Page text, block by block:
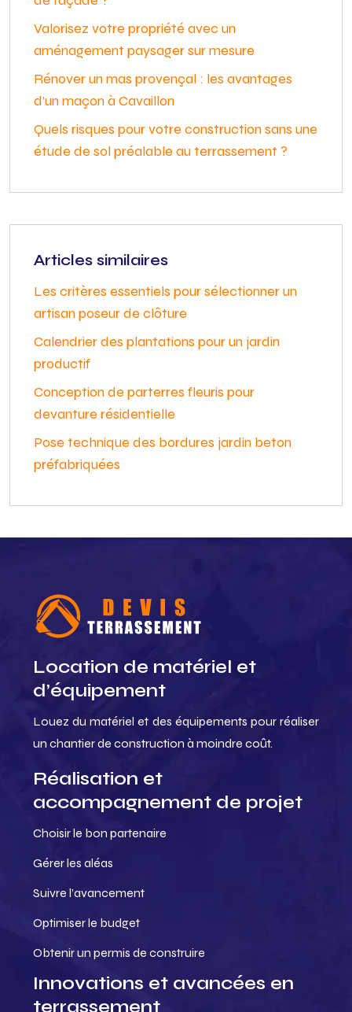
Valorisez votre propriété avec un
aménagement paysager sur mesure
Rénover un mas provençal : les avantages
d’un maçon à Cavaillon
Quels risques pour votre construction sans une
étude de sol préalable au terrassement ?
Articles similaires
Les critères essentiels pour sélectionner un
artisan poseur de clôture
Calendrier des plantations pour un jardin
productif
Conception de parterres fleuris pour
devanture résidentielle
Pose technique des bordures jardin beton
préfabriquées
Location de matériel et
d’équipement
Louez du matériel et des équipements pour réaliser
un chantier de construction à moindre coût.
Réalisation et
accompagnement de projet
Choisir le bon partenaire
Gérer les aléas
Suivre l’avancement
Optimiser le budget
Obtenir un permis de construire
Innovations et avancées en
terrassement